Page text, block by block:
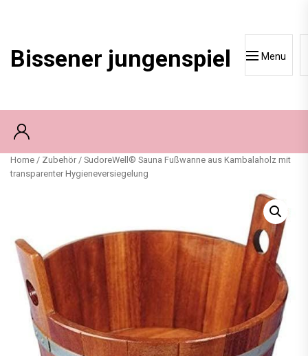
Bissener jungenspiel Menu
Home / Zubehör / SudoreWell® Sauna Fußwanne aus Kambalaholz mit
transparenter Hygieneversiegelung